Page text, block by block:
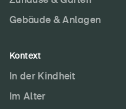
Gebäude & Anlagen
Kontext
In der Kindheit
Im Alter